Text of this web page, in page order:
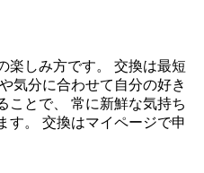
楽しみ方です。 交換は最短
気分に合わせて自分の好き
ことで、 常に新鮮な気持ち
す。 交換はマイページで申